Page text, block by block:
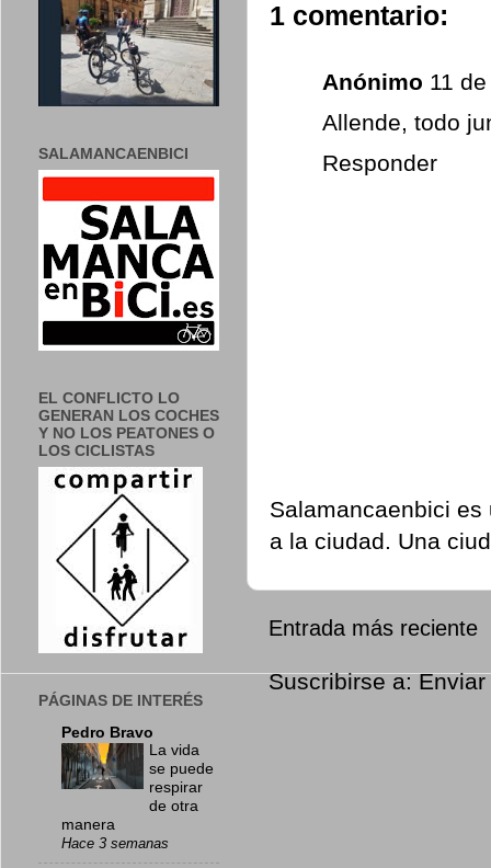
1 comentario:
Anónimo 11
Allende, todo
Responder
Salamancaenbici
a la ciudad. Una
Entrada más reciente
Suscribirse a:
SALAMANCAENBICI
EL CONFLICTO LO
GENERAN LOS COCHES
Y NO LOS PEATONES O
LOS CICLISTAS
PÁGINAS DE INTERÉS
Pedro Bravo
La vida
se puede
respirar
de otra
manera
Hace 3 semanas